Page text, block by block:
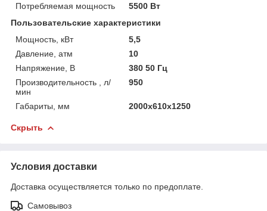
Потребляемая мощность
5500 Вт
Пользовательские характеристики
Мощность, кВт
5,5
Давление, атм
10
Напряжение, В
380 50 Гц
Производительность , л/
мин
950
Габариты, мм 2000x610x1250
Скрыть
Условия доставки
Доставка осуществляется только по предоплате.
Самовывоз